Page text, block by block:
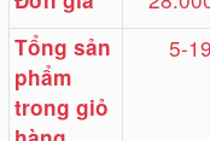
Tổng sản
phẩm
trong giỏ
5-19